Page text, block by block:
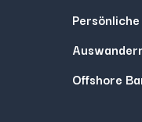
Offshore